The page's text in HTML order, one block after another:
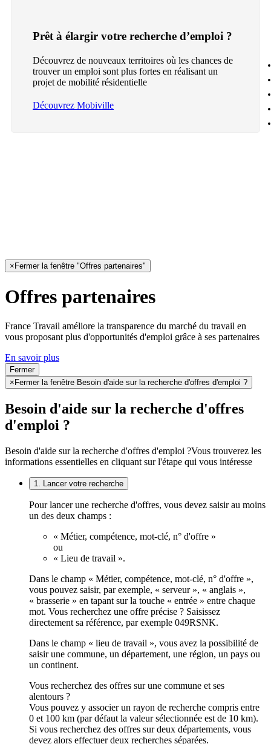
Prêt à élargir votre recherche d’emploi ?
Découvrez de nouveaux territoires où les chances de
trouver un emploi sont plus fortes en réalisant un
projet de mobilité résidentielle
Découvrez Mobiville
× Fermer la fenêtre "Offres partenaires"
Offres partenaires
France Travail améliore la transparence du marché du travail en
vous proposant plus d'opportunités d'emploi grâce à ses partenaires
En savoir plus
Fermer
× Fermer la fenêtre Besoin d'aide sur la recherche d'offres d'emploi ?
Besoin d'aide sur la recherche d'offres
d'emploi ?
Besoin d'aide sur la recherche d'offres d'emploi ?Vous trouverez les
informations essentielles en cliquant sur l'étape qui vous intéresse
1. Lancer votre recherche
Pour lancer une recherche d'offres, vous devez saisir au moins
un des deux champs :
« Métier, compétence, mot-clé, n° d'offre »
ou
« Lieu de travail ».
Dans le champ « Métier, compétence, mot-clé, n° d'offre »,
vous pouvez saisir, par exemple, « serveur », « anglais »,
« brasserie » en tapant sur la touche « entrée » entre chaque
mot. Vous recherchez une offre précise ? Saisissez
directement sa référence, par exemple 049RSNK.
Dans le champ « lieu de travail », vous avez la possibilité de
saisir une commune, un département, une région, un pays ou
un continent.
Vous recherchez des offres sur une commune et ses
alentours ?
Vous pouvez y associer un rayon de recherche compris entre
0 et 100 km (par défaut la valeur sélectionnée est de 10 km).
Si vous recherchez des offres sur deux départements, vous
devez alors effectuer deux recherches séparées.